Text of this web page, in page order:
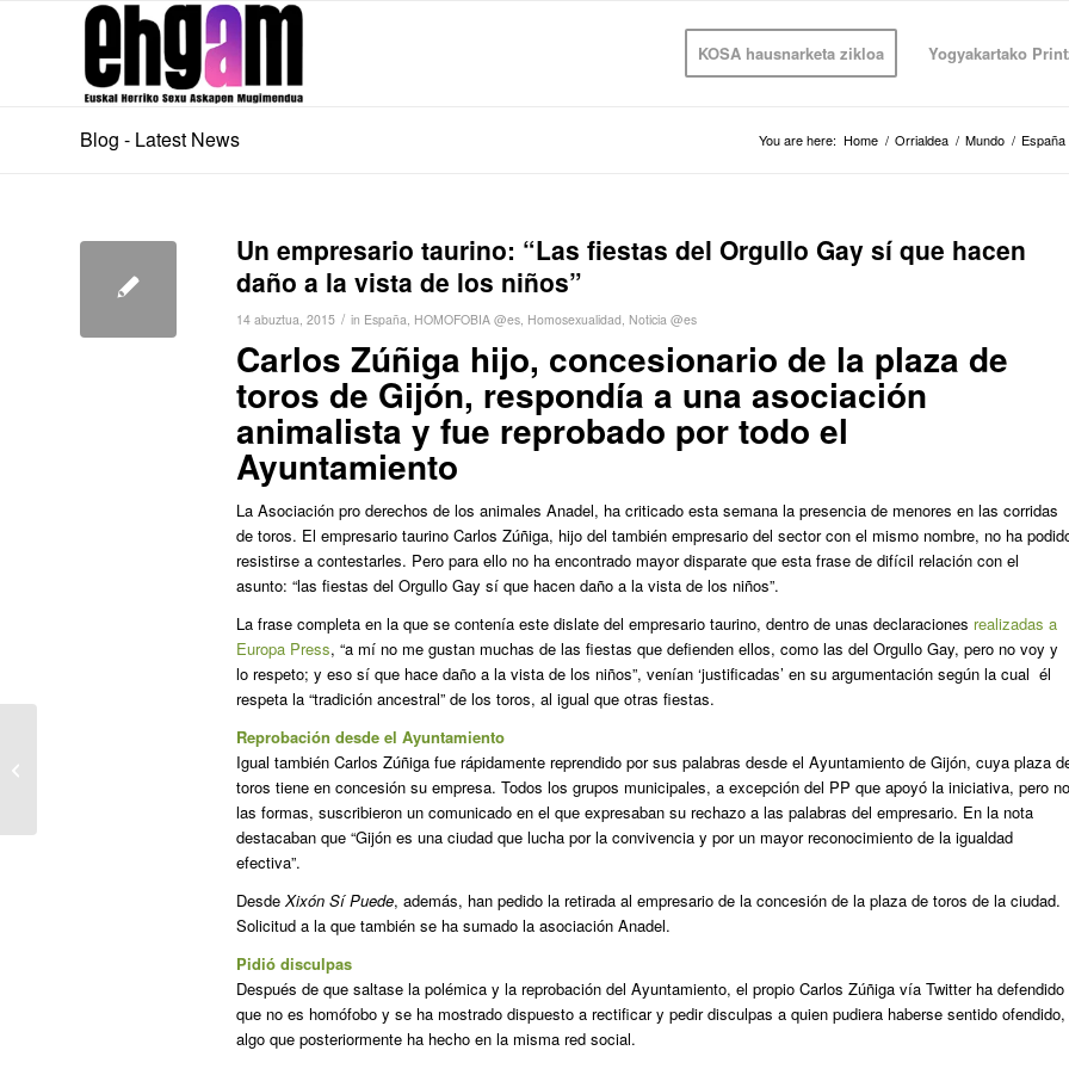
KOSA hausnarketa zikloa Yogyakartako
Blog - Latest News You are here: Home / Orrialdea / Mundo / España
Un empresario taurino: “Las fiestas del Orgullo Gay sí que hacen
daño a la vista de los niños”
14 abuztua, 2015 / in España, HOMOFOBIA @es, Homosexualidad, Noticia @es
Carlos Zúñiga hijo, concesionario de la plaza de
toros de Gijón, respondía a una asociación
animalista y fue reprobado por todo el
Ayuntamiento
La Asociación pro derechos de los animales Anadel, ha criticado esta semana la presencia de menores en las corridas
de toros. El empresario taurino Carlos Zúñiga, hijo del también empresario del sector con el mismo nombre, no ha
resistirse a contestarles. Pero para ello no ha encontrado mayor disparate que esta frase de difícil relación con el
asunto: “las fiestas del Orgullo Gay sí que hacen daño a la vista de los niños”.
La frase completa en la que se contenía este dislate del empresario taurino, dentro de unas declaraciones realizadas a
Europa Press, “a mí no me gustan muchas de las fiestas que defienden ellos, como las del Orgullo Gay, pero no voy y
lo respeto; y eso sí que hace daño a la vista de los niños”, venían ‘justificadas’ en su argumentación según la cual él
respeta la “tradición ancestral” de los toros, al igual que otras fiestas.
Reprobación desde el Ayuntamiento
Igual también Carlos Zúñiga fue rápidamente reprendido por sus palabras desde el Ayuntamiento de Gijón, cuya plaza
toros tiene en concesión su empresa. Todos los grupos municipales, a excepción del PP que apoyó la iniciativa, pero no
las formas, suscribieron un comunicado en el que expresaban su rechazo a las palabras del empresario. En la nota
destacaban que “Gijón es una ciudad que lucha por la convivencia y por un mayor reconocimiento de la igualdad
efectiva”.
Desde Xixón Sí Puede, además, han pedido la retirada al empresario de la concesión de la plaza de toros de la ciudad.
Solicitud a la que también se ha sumado la asociación Anadel.
Pidió disculpas
Después de que saltase la polémica y la reprobación del Ayuntamiento, el propio Carlos Zúñiga vía Twitter ha defendido
que no es homófobo y se ha mostrado dispuesto a rectificar y pedir disculpas a quien pudiera haberse sentido ofendido,
algo que posteriormente ha hecho en la misma red social.
El empresario de El Bibio responde a
los animalistas: “Las fiestas del...